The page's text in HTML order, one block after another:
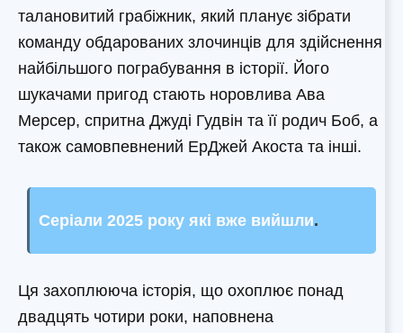
талановитий грабіжник, який планує зібрати
команду обдарованих злочинців для здійснення
найбільшого пограбування в історії. Його
шукачами пригод стають норовлива Ава
Мерсер, спритна Джуді Гудвін та її родич Боб, а
також самовпевнений ЕрДжей Акоста та інші.
Серіали 2025 року які вже вийшли.
Ця захоплююча історія, що охоплює понад
двадцять чотири роки, наповнена